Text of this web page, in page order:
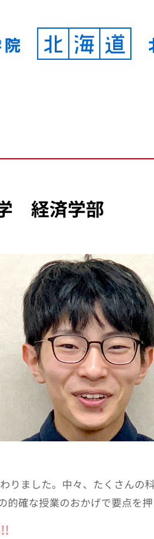
経済学部
りました。中々、たくさんの
確な授業のおかげで要点を押